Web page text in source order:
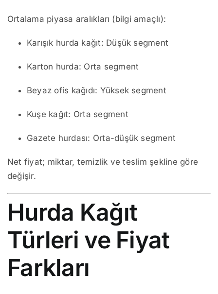
Ortalama piyasa aralıkları (bilgi amaçlı):
Karışık hurda kağıt: Düşük segment
Karton hurda: Orta segment
Beyaz ofis kağıdı: Yüksek segment
Kuşe kağıt: Orta segment
Gazete hurdası: Orta-düşük segment
Net fiyat; miktar, temizlik ve teslim şekline göre
değişir.
Hurda Kağıt
Türleri ve Fiyat
Farkları